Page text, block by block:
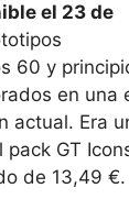
el 23 de
60 y
en una
actual. Era
GT
de 13,49 €.